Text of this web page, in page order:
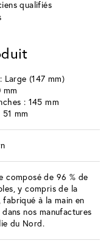
qualifiés
Large (147 mm)
mm
: 145 mm
mm
composé de 96 % de
y compris de la
à la main en
nos manufactures
du Nord.